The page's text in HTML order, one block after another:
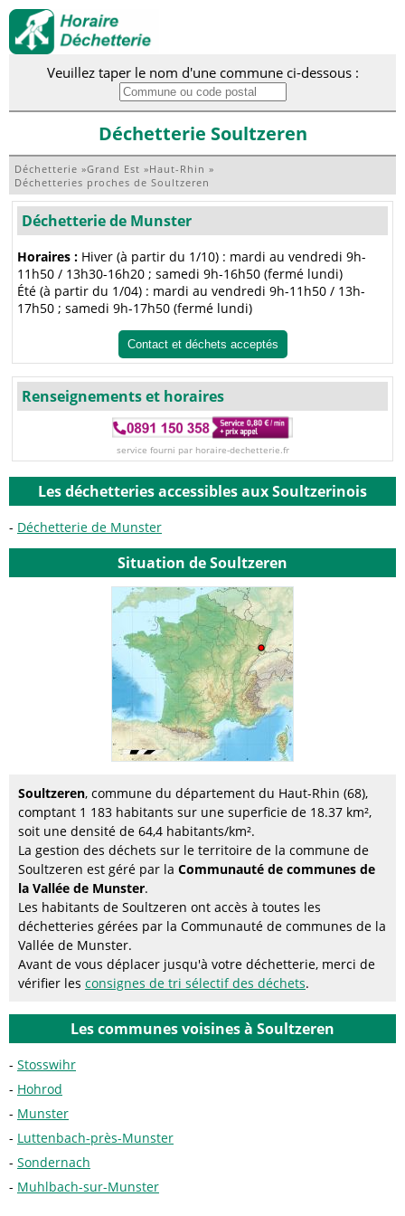
Veuillez taper le nom d'une commune ci-dessous :
Déchetterie Soultzeren
Déchetterie »Grand Est »Haut-Rhin »
Déchetteries proches de Soultzeren
Déchetterie de Munster
Horaires : Hiver (à partir du 1/10) : mardi au vendredi 9h-
11h50 / 13h30-16h20 ; samedi 9h-16h50 (fermé lundi)
Été (à partir du 1/04) : mardi au vendredi 9h-11h50 / 13h-
17h50 ; samedi 9h-17h50 (fermé lundi)
Contact et déchets acceptés
Renseignements et horaires
service fourni par horaire-dechetterie.fr
Les déchetteries accessibles aux Soultzerinois
Déchetterie de Munster
Situation de Soultzeren
Soultzeren, commune du département du Haut-Rhin (68),
comptant 1 183 habitants sur une superficie de 18.37 km²,
soit une densité de 64,4 habitants/km².
La gestion des déchets sur le territoire de la commune de
Soultzeren est géré par la Communauté de communes de
la Vallée de Munster.
Les habitants de Soultzeren ont accès à toutes les
déchetteries gérées par la Communauté de communes de la
Vallée de Munster.
Avant de vous déplacer jusqu'à votre déchetterie, merci de
vérifier les consignes de tri sélectif des déchets.
Les communes voisines à Soultzeren
Stosswihr
Hohrod
Munster
Luttenbach-près-Munster
Sondernach
Muhlbach-sur-Munster